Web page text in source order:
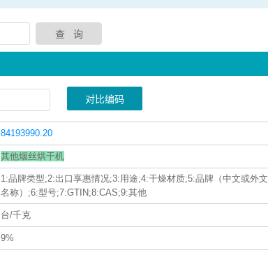
对比编码
84193990.20
其他烟丝烘干机
1:品牌类型;2:出口享惠情况;3:用途;4:干燥材质;5:品牌（中文或外文
名称）;6:型号;7:GTIN;8:CAS;9:其他
台/千克
9%